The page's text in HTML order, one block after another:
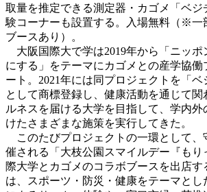
取量を推定できる測定器・カゴメ「ベジ
験コーナーも設置する。入場無料（※一
ブースあり）。
大阪国際大で学は2019年から「ニッポ
にする」をテーマにカゴメとの産学協働
ート。2021年には同プロジェクトを「ベ
として商標登録し、健康活動を通じて関
ルネスを届ける大学を目指して、学内外
けたさまざまな施策を実行してきた。
このたびプロジェクトの一環として、
催される「大枝公園スマイルデー『もり
際大学とカゴメのコラボブースを出店す
は、スポーツ・防災・健康をテーマとし